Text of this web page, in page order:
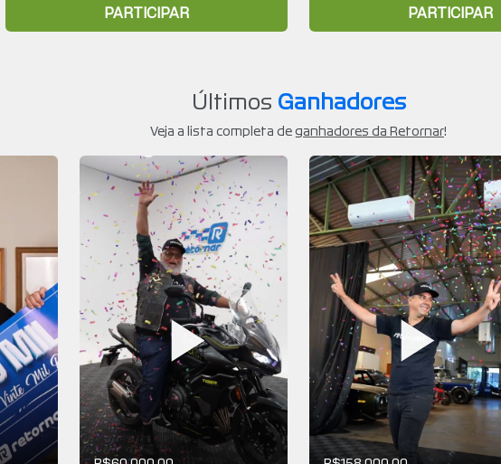
PARTICIPAR PARTICIPAR
Últimos Ganhadores
Veja a lista completa deganhadores da Retornar!